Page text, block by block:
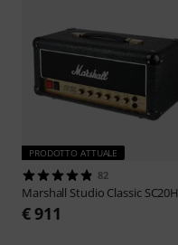
PRODOTTO ATTUALE
82
Marshall Studio Classic SC20H
€ 911